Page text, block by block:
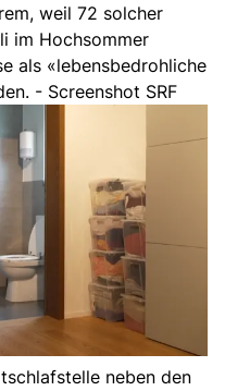
weil 72 solcher
im Hochsommer
als «lebensbedrohliche
- Screenshot SRF
neben den